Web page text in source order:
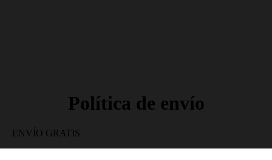
Política de envío
ENVÍO GRATIS